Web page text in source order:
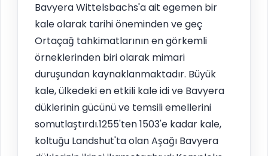
Bavyera Wittelsbachs'a ait egemen bir
kale olarak tarihi öneminden ve geç
Ortaçağ tahkimatlarının en görkemli
örneklerinden biri olarak mimari
duruşundan kaynaklanmaktadır. Büyük
kale, ülkedeki en etkili kale idi ve Bavyera
düklerinin gücünü ve temsili emellerini
somutlaştırdı.1255'ten 1503'e kadar kale,
koltuğu Landshut'ta olan Aşağı Bavyera